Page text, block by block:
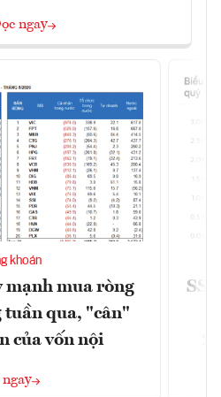
ngay
khoán
mạnh mua ròng
qua, "cân"
của vốn nội
SSI